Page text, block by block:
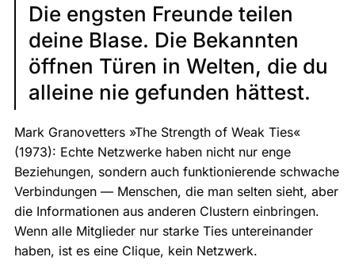
Die engsten Freunde teilen
deine Blase. Die Bekannten
öffnen Türen in Welten, die du
alleine nie gefunden hättest.
Mark Granovetters »The Strength of Weak Ties«
(1973): Echte Netzwerke haben nicht nur enge
Beziehungen, sondern auch funktionierende schwache
Verbindungen — Menschen, die man selten sieht, aber
die Informationen aus anderen Clustern einbringen.
Wenn alle Mitglieder nur starke Ties untereinander
haben, ist es eine Clique, kein Netzwerk.